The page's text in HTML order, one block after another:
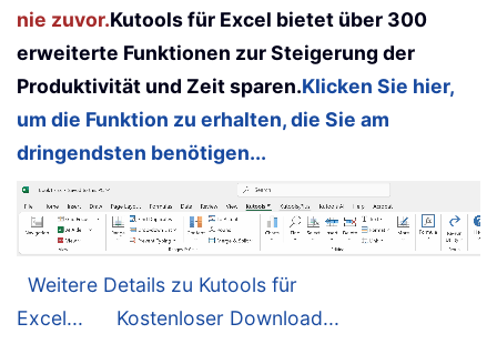
nie zuvor.Kutools für Excel bietet über 300
erweiterte Funktionen zur Steigerung der
Produktivität und Zeit sparen.Klicken Sie hier,
um die Funktion zu erhalten, die Sie am
dringendsten benötigen...
Weitere Details zu Kutools für
Excel...
Kostenloser Download...